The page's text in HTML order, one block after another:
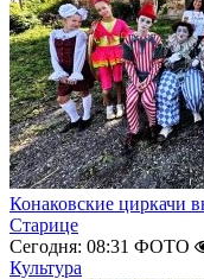
Конаковские циркачи
Старице
Сегодня: 08:31 ФОТО
Культура